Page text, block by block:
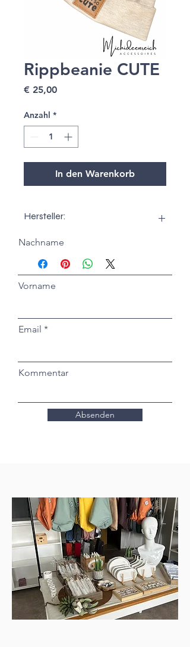
Rippbeanie CUTE
€ 25,00Preis
Anzahl *
In den Warenkorb
Hersteller:
MICHIDEENREICH
By Michaela Reckziegel
Steingarten 11
4193 Reichenthal
Nachname
Vorname
Email
Kommentar
Absenden